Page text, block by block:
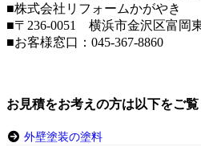
■株式会社リフォームかがやき
■〒236-0051 横浜市金沢区富岡
■お客様窓口： 045-367-8860
お見積をお考えの方は以下をご
外壁塗装の塗料